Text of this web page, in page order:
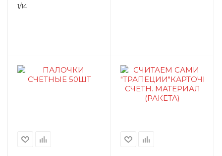
1/14